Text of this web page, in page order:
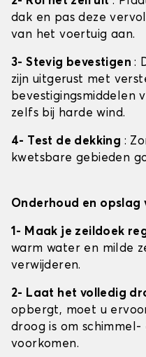
dak en pas deze
van het voertuig aan.
3- Stevig bevestigen:
zijn uitgerust met
bevestigingsmiddelen
zelfs bij harde wind.
4- Test de dekking :
kwetsbare gebieden
Onderhoud en opslag
1- Maak je zeildoek
warm water en milde
verwijderen.
2- Laat het volledig
opbergt, moet u
droog is om
voorkomen.